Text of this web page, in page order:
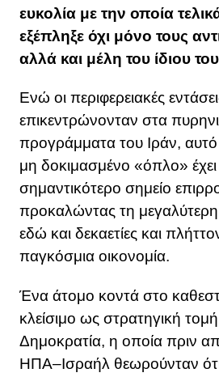
ευκολία με την οποία
εξέπληξε όχι μόνο τους
αλλά και μέλη του ίδιου
Ενώ οι περιφερειακές
επικεντρώνονταν στα
προγράμματα του Ιράν, αυτό
μη δοκιμασμένο «όπλο» έχει
σημαντικότερο σημείο
προκαλώντας τη μεγαλύτερη
εδώ και δεκαετίες και
παγκόσμια οικονομία.
Ένα άτομο κοντά στο
κλείσιμο ως στρατηγική
Δημοκρατία, η οποία πριν
ΗΠΑ–Ισραήλ θεωρούνταν